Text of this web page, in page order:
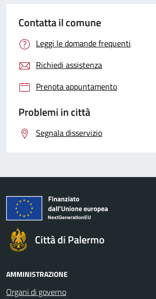
Contatta il comune
Leggi le domande frequenti
Richiedi assistenza
Prenota appuntamento
Problemi in città
Segnala disservizio
Città di Palermo
AMMINISTRAZIONE
Organi di governo